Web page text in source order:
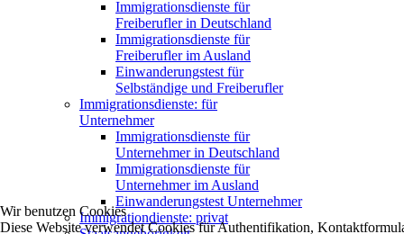
Immigrationsdienste für
Freiberufler in Deutschland
Immigrationsdienste für
Freiberufler im Ausland
Einwanderungstest für
Selbständige und Freiberufler
Immigrationsdienste: für
Unternehmer
Immigrationsdienste für
Unternehmer in Deutschland
Immigrationsdienste für
Unternehmer im Ausland
Einwanderungstest Unternehmer
Immigrationdienste: privat
Wir benutzen Cookies
Diese Website verwendet Cookies für Authentifikation,